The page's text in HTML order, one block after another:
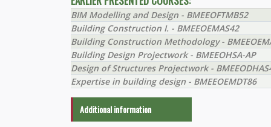
BIM Modelling and Design - BMEEOFTMB52
Building Construction I. - BMEEOEMAS42
Building Construction Methodology -
Building Design Projectwork - BMEEOHSA-AP
Design of Structures Projectwork -
Expertise in building design - BMEEOEMDT86
Additional information